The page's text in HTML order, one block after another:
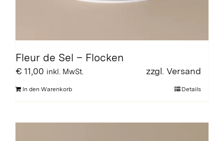
Fleur de Sel – Flocken
€ 11,00 inkl. MwSt. zzgl. Versand
In den Warenkorb Details